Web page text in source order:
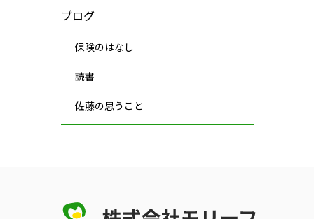
ブログ
保険のはなし
読書
佐藤の思うこと